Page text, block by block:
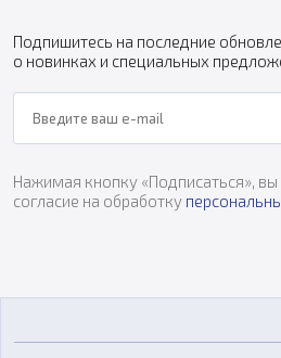
Подпишитесь на последние
о новинках и специальных
Нажимая кнопку «Подписаться»,
согласие на обработку